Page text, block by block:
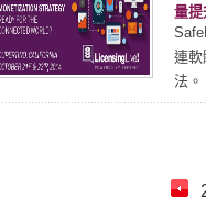
量提
連軟
法。